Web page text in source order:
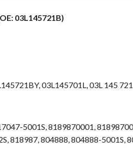
03L145721B)
03L145701L, 03L 145
5001S,8189870001,
818987,804888,804888-5001S,